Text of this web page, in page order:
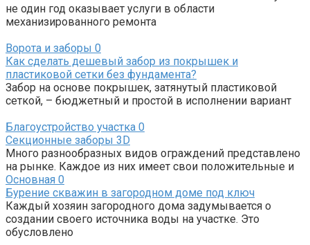
не один год оказывает услуги в области
механизированного ремонта
Ворота и заборы 0
Как сделать дешевый забор из покрышек и
пластиковой сетки без фундамента?
Забор на основе покрышек, затянутый пластиковой
сеткой, – бюджетный и простой в исполнении вариант
Благоустройство участка 0
Секционные заборы 3D
Много разнообразных видов ограждений представлено
на рынке. Каждое из них имеет свои положительные и
Основная 0
Бурение скважин в загородном доме под ключ
Каждый хозяин загородного дома задумывается о
создании своего источника воды на участке. Это
обусловлено